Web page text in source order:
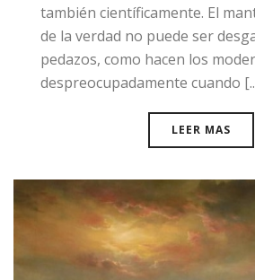
también científicamente. El
de la verdad no puede ser
pedazos, como hacen los
despreocupadamente cuando
LEER MAS